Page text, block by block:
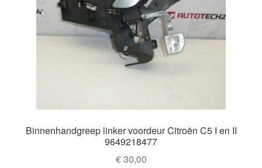
Binnenhandgreep linker voordeur Citroën C5 I en II
9649218477
€30,00